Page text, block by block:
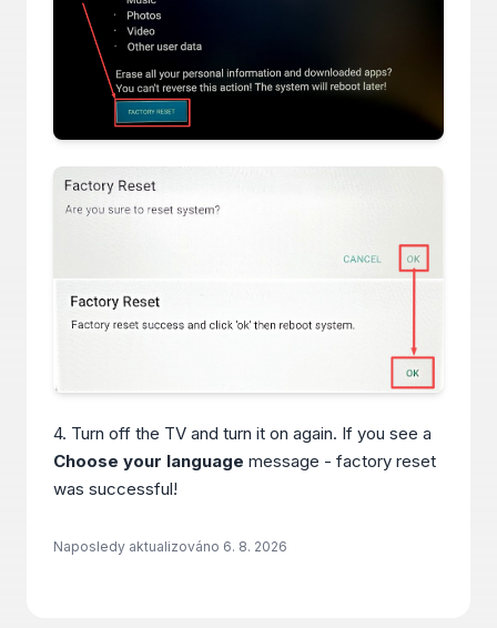
4. Turn off the TV and turn it on again. If you see a
Choose your language message - factory reset
was successful!
Naposledy aktualizováno 6. 8. 2026